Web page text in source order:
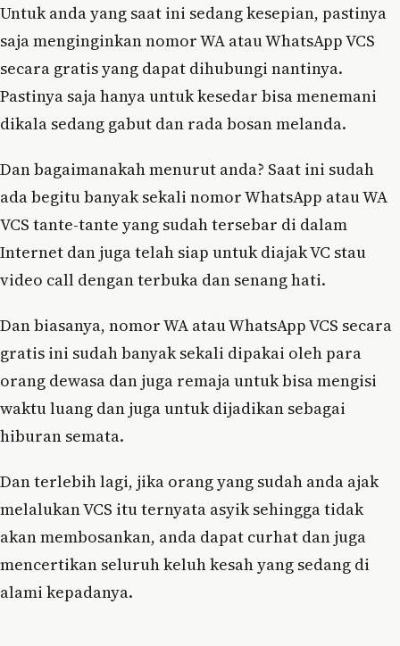
Untuk anda yang saat ini sedang kesepian, pastinya
saja menginginkan nomor WA atau WhatsApp VCS
secara gratis yang dapat dihubungi nantinya.
Pastinya saja hanya untuk kesedar bisa menemani
dikala sedang gabut dan rada bosan melanda.
Dan bagaimanakah menurut anda? Saat ini sudah
ada begitu banyak sekali nomor WhatsApp atau WA
VCS tante-tante yang sudah tersebar di dalam
Internet dan juga telah siap untuk diajak VC stau
video call dengan terbuka dan senang hati.
Dan biasanya, nomor WA atau WhatsApp VCS secara
gratis ini sudah banyak sekali dipakai oleh para
orang dewasa dan juga remaja untuk bisa mengisi
waktu luang dan juga untuk dijadikan sebagai
hiburan semata.
Dan terlebih lagi, jika orang yang sudah anda ajak
melalukan VCS itu ternyata asyik sehingga tidak
akan membosankan, anda dapat curhat dan juga
mencertikan seluruh keluh kesah yang sedang di
alami kepadanya.